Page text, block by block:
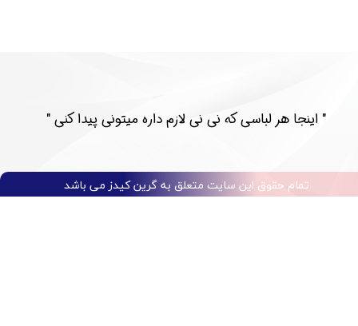
تمام حقوق این سایت متعلق به گرین کیدز می باشد​​​​​​​
​​" اینجا هر لباسی که نی نی لازم داره میتونی پیدا کنی "​​​​​​​​​​​​​​